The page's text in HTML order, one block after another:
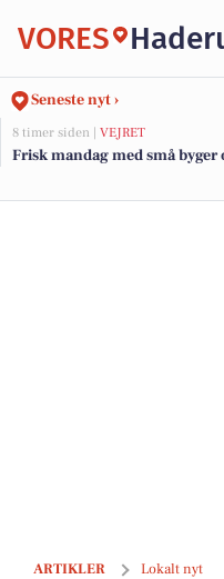
VORES
Seneste nyt ›
8 timer siden | VEJRET
Frisk mandag med små
ARTIKLER Lokalt nyt
Mød dine naboer - bliv